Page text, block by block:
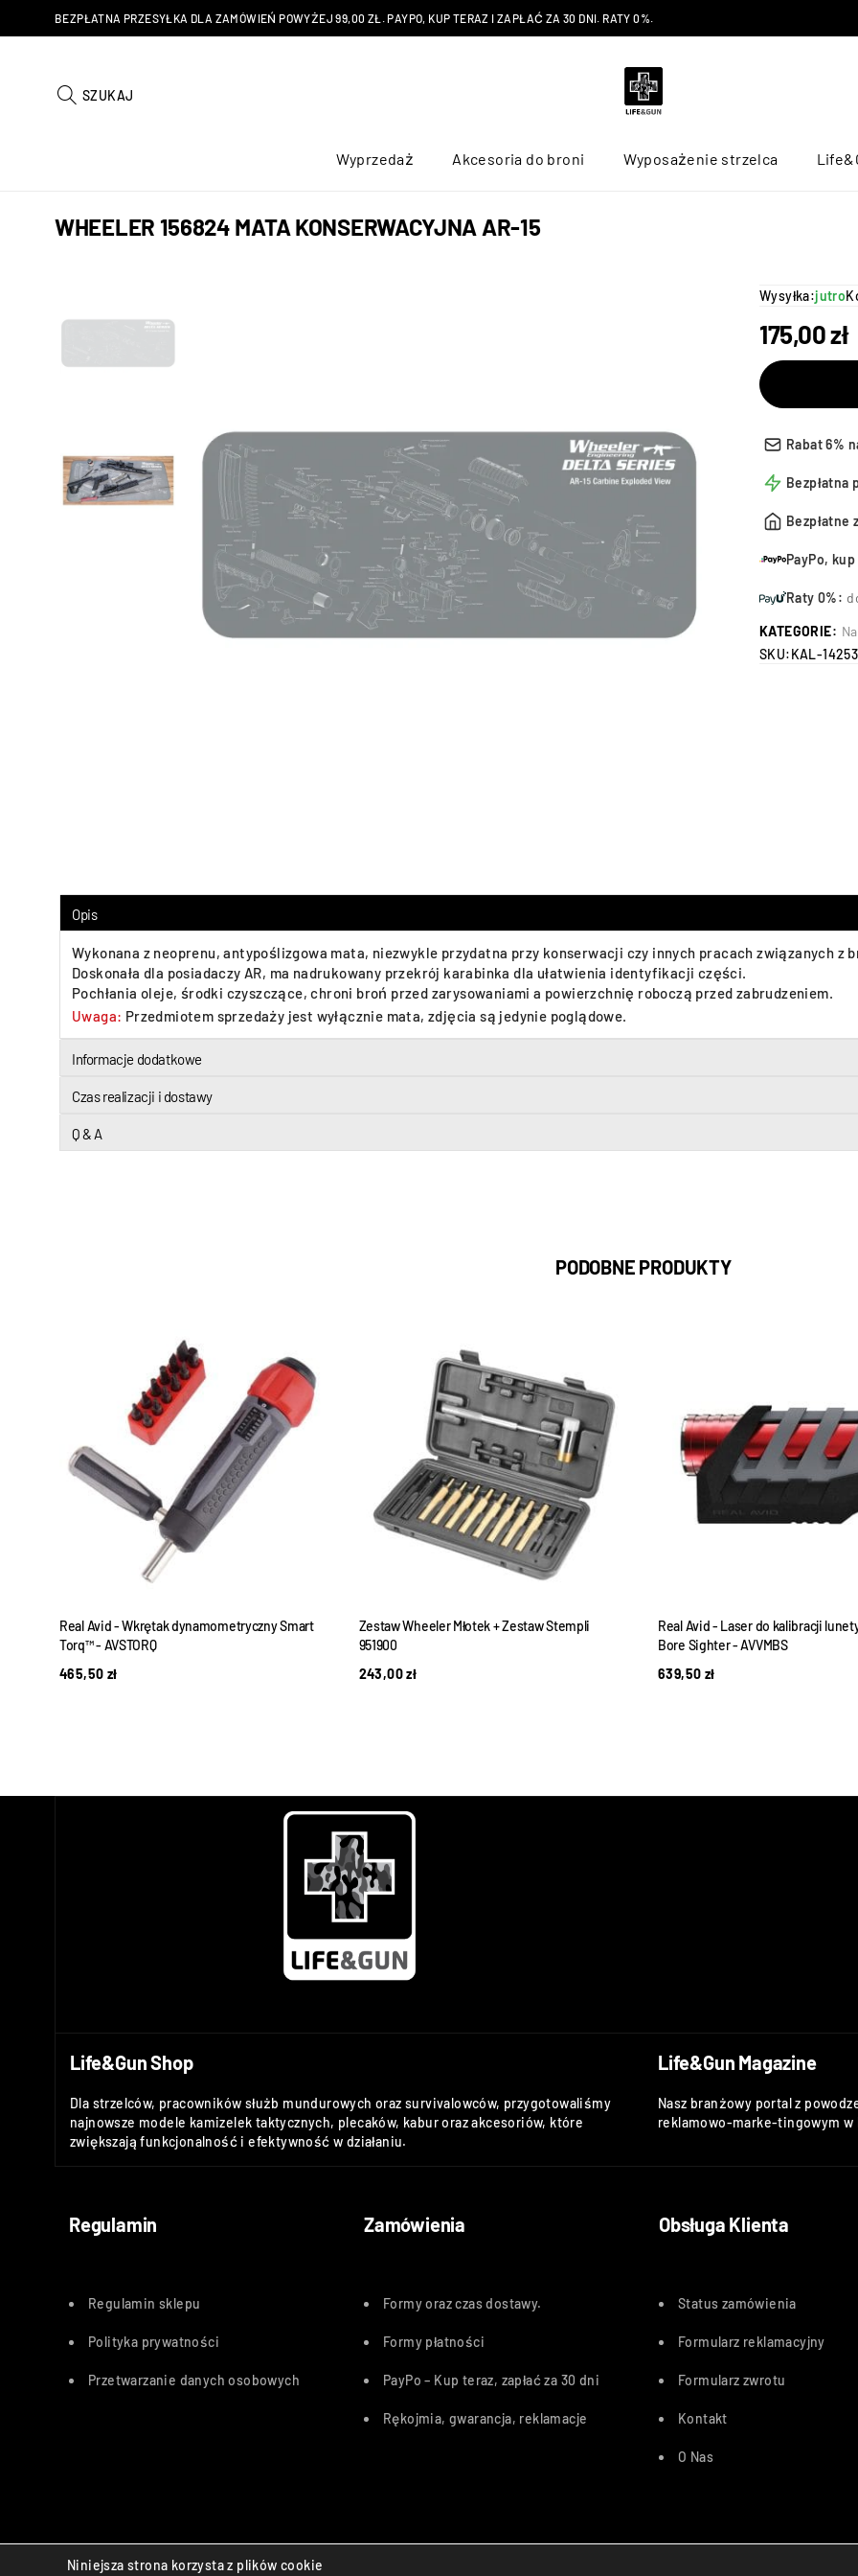
BEZPŁATNA PRZESYŁKA DLA ZAMÓWIEŃ POWYŻEJ 99,00 ZŁ. PAYPO, KUP TERAZ I ZAPŁAĆ ZA 30 DNI. RATY 0%.
SZUKAJ
Wyprzedaż Akcesoria do broni Wyposażenie strzelca
WHEELER 156824 MATA KONSERWACYJNA AR-15
Wysyłka:jutro
175,00zł
Rabat 6%
Bezpłatna
Bezpłatne
PayPo,
Raty 0%:
KATEGORIE:
SKU:KAL-
Opis
Wykonana z neoprenu, antypoślizgowa mata, niezwykle przydatna przy konserwacji czy innych pracach związanych z
Doskonała dla posiadaczy AR, ma nadrukowany przekrój karabinka dla ułatwienia identyfikacji części.
Pochłania oleje, środki czyszczące, chroni broń przed zarysowaniami a powierzchnię roboczą przed zabrudzeniem.
Uwaga: Przedmiotem sprzedaży jest wyłącznie mata, zdjęcia są jedynie poglądowe.
Informacje dodatkowe
Czas realizacji i dostawy
Q & A
PODOBNE PRODUKTY
Real Avid - Wkrętak dynamometryczny Smart
Torq™ - AVSTORQ
465,50 zł
Zestaw Wheeler Młotek + Zestaw Stempli
951900
243,00zł
Real Avid - Laser do kalibracji
Bore Sighter - AVVMBS
639,50 zł
Life&Gun Shop
Dla strzelców, pracowników służb mundurowych oraz survivalowców, przygotowaliśmy
najnowsze modele kamizelek taktycznych, plecaków, kabur oraz akcesoriów, które
zwiększają funkcjonalność i efektywność w działaniu.
Life&Gun Magazine
Nasz branżowy portal z
reklamowo-marke-tingowym
Regulamin Zamówienia Obsługa Klienta
Regulamin sklepu
Polityka prywatności
Przetwarzanie danych osobowych
Formy oraz czas dostawy.
Formy płatności
PayPo – Kup teraz, zapłać za 30 dni
Rękojmia, gwarancja, reklamacje
Status zamówienia
Formularz reklamacyjny
Formularz zwrotu
Kontakt
O Nas
Bezpieczne płatności:
Niniejsza strona korzysta z plików cookie